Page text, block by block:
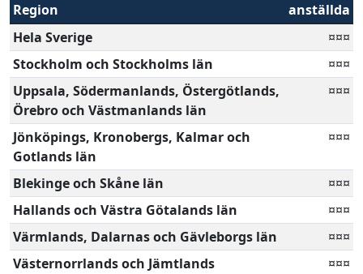
Region
anställda
Hela Sverige
¤¤¤
Stockholm och Stockholms län
¤¤¤
Uppsala, Södermanlands, Östergötlands,
Örebro och Västmanlands län
¤¤¤
Jönköpings, Kronobergs, Kalmar och
Gotlands län
¤¤¤
Blekinge och Skåne län
¤¤¤
Hallands och Västra Götalands län
¤¤¤
Värmlands, Dalarnas och Gävleborgs län
¤¤¤
Västernorrlands och Jämtlands
¤¤¤